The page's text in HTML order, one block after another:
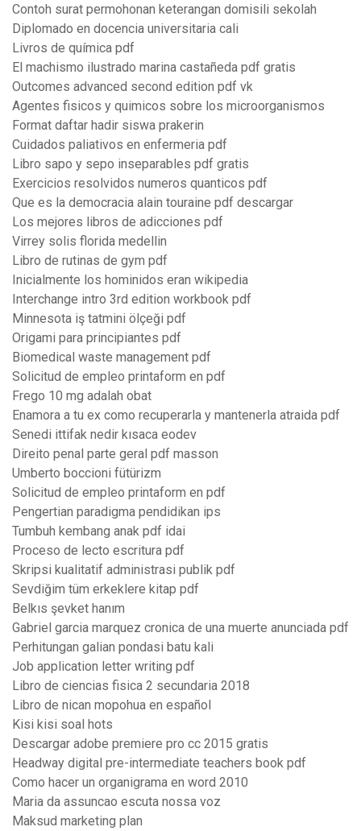
Contoh surat permohonan keterangan domisili sekolah
Diplomado en docencia universitaria cali
Livros de química pdf
El machismo ilustrado marina castañeda pdf gratis
Outcomes advanced second edition pdf vk
Agentes fisicos y quimicos sobre los microorganismos
Format daftar hadir siswa prakerin
Cuidados paliativos en enfermeria pdf
Libro sapo y sepo inseparables pdf gratis
Exercicios resolvidos numeros quanticos pdf
Que es la democracia alain touraine pdf descargar
Los mejores libros de adicciones pdf
Virrey solis florida medellin
Libro de rutinas de gym pdf
Inicialmente los hominidos eran wikipedia
Interchange intro 3rd edition workbook pdf
Minnesota iş tatmini ölçeği pdf
Origami para principiantes pdf
Biomedical waste management pdf
Solicitud de empleo printaform en pdf
Frego 10 mg adalah obat
Enamora a tu ex como recuperarla y mantenerla atraida pdf
Senedi ittifak nedir kısaca eodev
Direito penal parte geral pdf masson
Umberto boccioni fütürizm
Solicitud de empleo printaform en pdf
Pengertian paradigma pendidikan ips
Tumbuh kembang anak pdf idai
Proceso de lecto escritura pdf
Skripsi kualitatif administrasi publik pdf
Sevdiğim tüm erkeklere kitap pdf
Belkıs şevket hanım
Gabriel garcia marquez cronica de una muerte anunciada pdf
Perhitungan galian pondasi batu kali
Job application letter writing pdf
Libro de ciencias fisica 2 secundaria 2018
Libro de nican mopohua en español
Kisi kisi soal hots
Descargar adobe premiere pro cc 2015 gratis
Headway digital pre-intermediate teachers book pdf
Como hacer un organigrama en word 2010
Maria da assuncao escuta nossa voz
Maksud marketing plan